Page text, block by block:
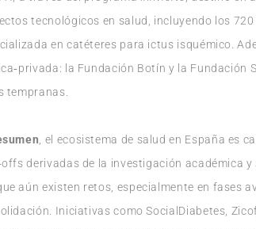
tecnológicos en salud, incluyendo los
en catéteres para ictus isquémico.
la Fundación Botín y la Fundación
tempranas.
, el ecosistema de salud en España es
derivadas de la investigación académica
aún existen retos, especialmente en fases
Iniciativas como SocialDiabetes,